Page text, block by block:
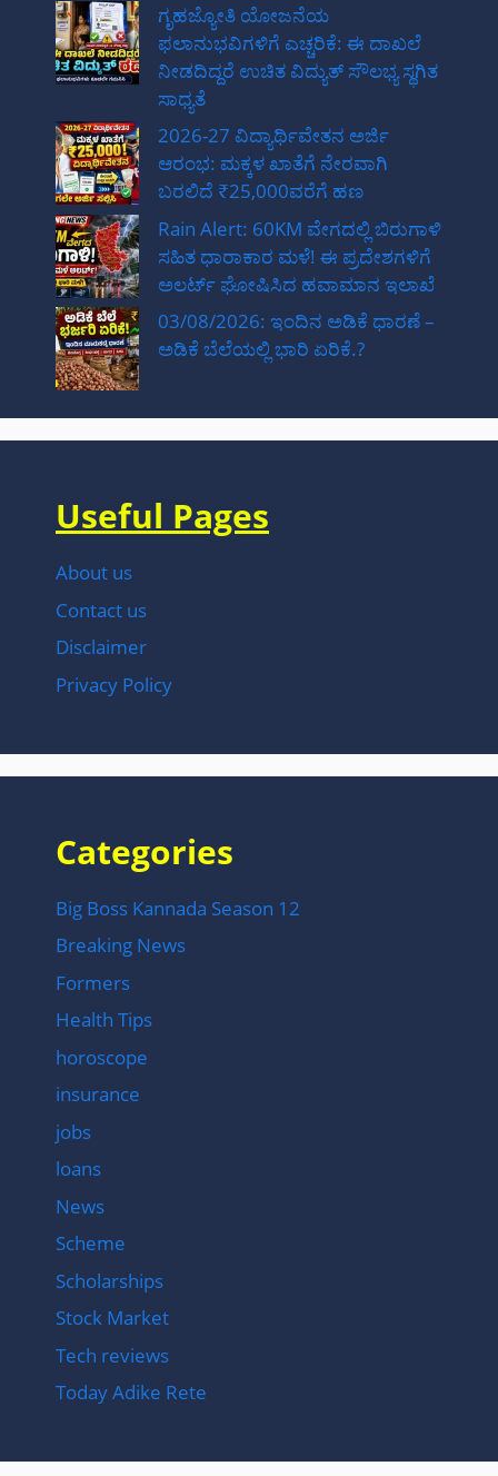
ಗೃಹಜ್ಯೋತಿ ಯೋಜನೆಯ
ಫಲಾನುಭವಿಗಳಿಗೆ ಎಚ್ಚರಿಕೆ: ಈ ದಾಖಲೆ
ನೀಡದಿದ್ದರೆ ಉಚಿತ ವಿದ್ಯುತ್ ಸೌಲಭ್ಯ ಸ್ಥಗಿತ
ಸಾಧ್ಯತೆ
2026-27 ವಿದ್ಯಾರ್ಥಿವೇತನ ಅರ್ಜಿ
ಆರಂಭ: ಮಕ್ಕಳ ಖಾತೆಗೆ ನೇರವಾಗಿ
ಬರಲಿದೆ ₹25,000ವರೆಗೆ ಹಣ
Rain Alert: 60KM ವೇಗದಲ್ಲಿ ಬಿರುಗಾಳಿ
ಸಹಿತ ಧಾರಾಕಾರ ಮಳೆ! ಈ ಪ್ರದೇಶಗಳಿಗೆ
ಅಲರ್ಟ್ ಘೋಷಿಸಿದ ಹವಾಮಾನ ಇಲಾಖೆ
03/08/2026: ಇಂದಿನ ಅಡಿಕೆ ಧಾರಣೆ –
ಅಡಿಕೆ ಬೆಲೆಯಲ್ಲಿ ಭಾರಿ ಏರಿಕೆ.?
Useful Pages
About us
Contact us
Disclaimer
Privacy Policy
Categories
Big Boss Kannada Season 12
Breaking News
Formers
Health Tips
horoscope
insurance
jobs
loans
News
Scheme
Scholarships
Stock Market
Tech reviews
Today Adike Rete